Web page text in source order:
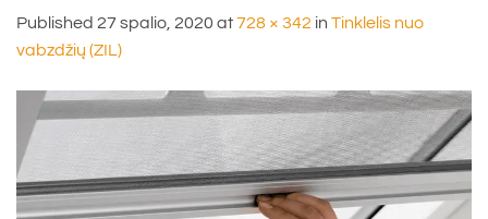
Published 27 spalio, 2020 at728 × 342 in Tinklelis nuo
vabzdžių (ZIL)